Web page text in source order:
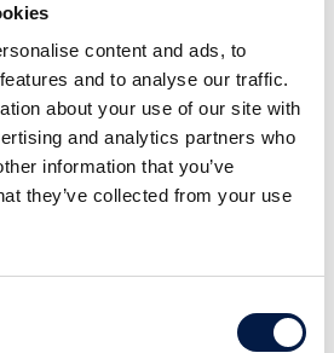
content and ads, to
and to analyse our traffic.
about your use of our site with
and analytics partners who
information that you’ve
they’ve collected from your use
begleitet
der Beteiligung
für deutschen